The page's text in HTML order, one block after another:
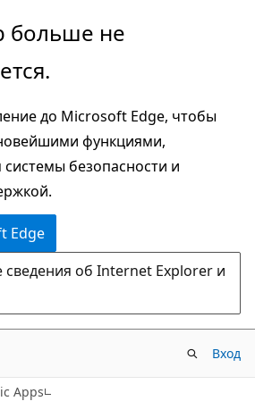
больше не
до Microsoft Edge, чтобы
функциями,
безопасности и
Edge
об Internet Explorer и
Вход
Apps